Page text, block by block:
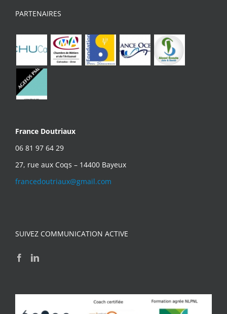
PARTENAIRES
France Doutriaux
06 81 97 64 29
27, rue aux Coqs – 14400 Bayeux
francedoutriaux@gmail.com
SUIVEZ COMMUNICATION ACTIVE